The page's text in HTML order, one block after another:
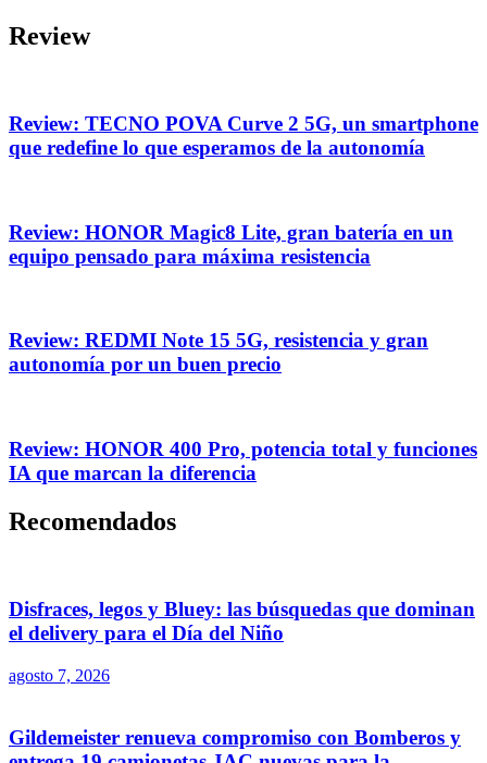
Review
Review: TECNO POVA Curve 2 5G, un smartphone
que redefine lo que esperamos de la autonomía
Review: HONOR Magic8 Lite, gran batería en un
equipo pensado para máxima resistencia
Review: REDMI Note 15 5G, resistencia y gran
autonomía por un buen precio
Review: HONOR 400 Pro, potencia total y funciones
IA que marcan la diferencia
Recomendados
Disfraces, legos y Bluey: las búsquedas que dominan
el delivery para el Día del Niño
agosto 7, 2026
Gildemeister renueva compromiso con Bomberos y